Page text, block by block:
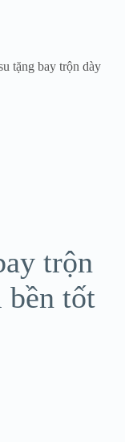
tặng bay trộn dày
trộn
bền tốt